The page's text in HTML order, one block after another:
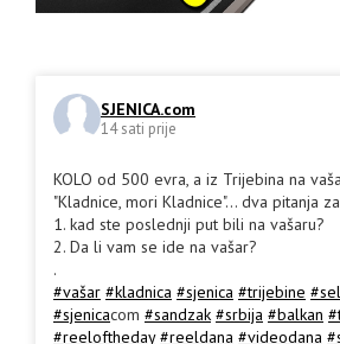
SJENICA.com
14 sati prije
KOLO od 500 evra, a iz Trijebina na
"Kladnice, mori Kladnice"... dva pitanja
1. kad ste poslednji put bili na vašaru?
2. Da li vam se ide na vašar?
.
#vašar #kladnica #sjenica #trijebine
#sjenicacom #sandzak #srbija #balkan
#reeloftheday #reeldana #videodana